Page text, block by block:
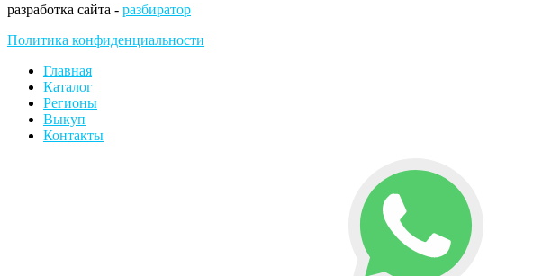
разработка сайта - разбиратор
Политика конфиденциальности
Главная
Каталог
Регионы
Выкуп
Контакты